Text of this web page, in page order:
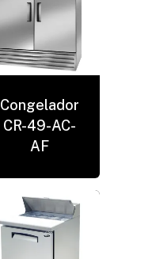
Congelador
CR-49-AC-
AF